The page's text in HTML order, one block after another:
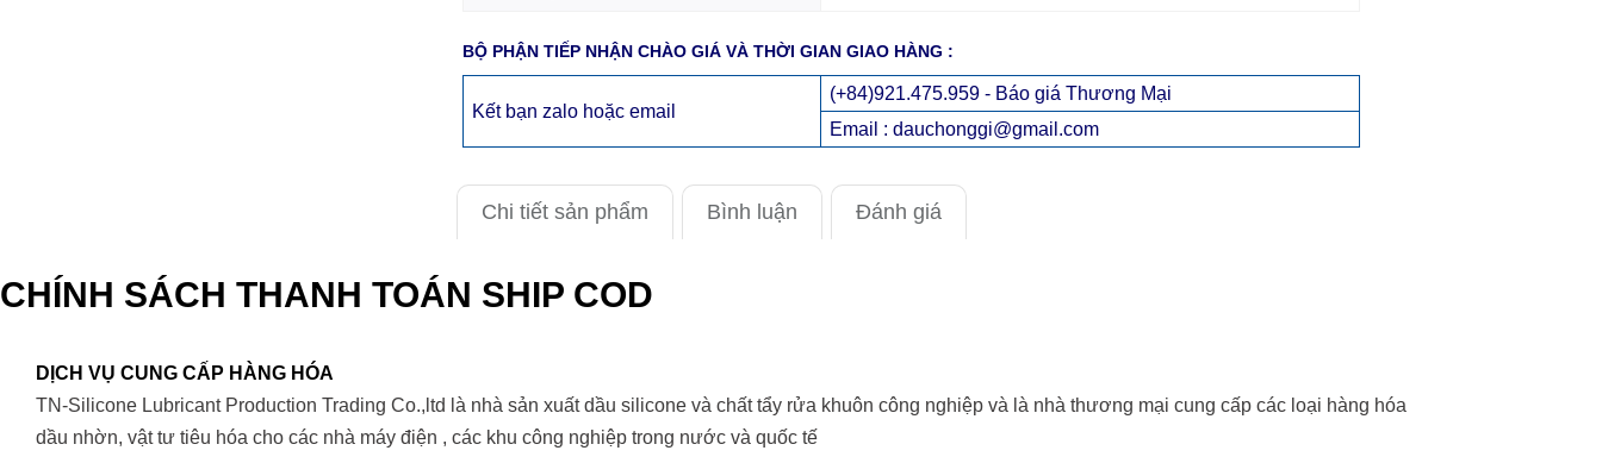
BỘ PHẬN TIẾP NHẬN CHÀO GIÁ VÀ THỜI GIAN GIAO HÀNG :
Kết bạn zalo hoặc email
(+84)921.475.959 - Báo giá Thương Mại
Email : dauchonggi@gmail.com
Chi tiết sản phẩm Bình luận Đánh giá
CHÍNH SÁCH THANH TOÁN SHIP COD
DỊCH VỤ CUNG CẤP HÀNG HÓA
TN-Silicone Lubricant Production Trading Co.,ltd là nhà sản xuất dầu silicone và chất tẩy rửa khuôn công nghiệp và là nhà thương mại cung cấp các loại hàng hóa
dầu nhờn, vật tư tiêu hóa cho các nhà máy điện , các khu công nghiệp trong nước và quốc tế